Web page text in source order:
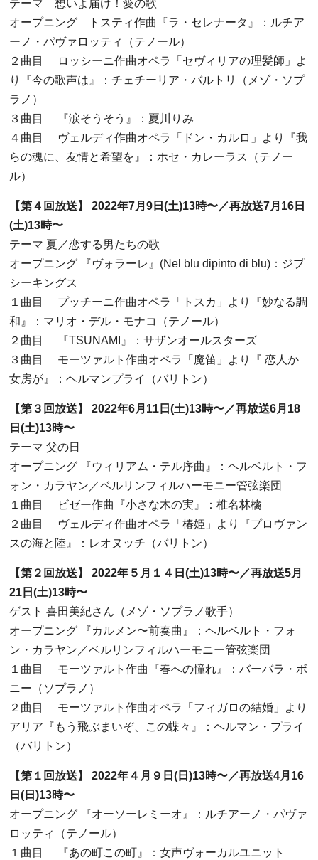
テーマ 想いよ届け！愛の歌
オープニング トスティ作曲『ラ・セレナータ』：ルチア
ーノ・パヴァロッティ（テノール）
２曲目
ロッシーニ作曲オペラ「セヴィリアの理髪師」よ
り『今の歌声は』：チェチーリア・バルトリ（メゾ・ソプ
ラノ）
３曲目
『涙そうそう』：夏川りみ
４曲目
ヴェルディ作曲オペラ「ドン・カルロ」より『我
らの魂に、友情と希望を』：ホセ・カレーラス（テノー
ル）
【第４回放送】 2022年7月9 日(土)13時〜／再放送7月 16 日
(土)13時〜
テーマ 夏／恋する男たちの歌
オープニング
『ヴォラーレ』 (Nel blu dipinto di blu) ：ジプ
シーキングス
１曲目
プッチーニ作曲オペラ「トスカ」より『妙なる調
和』：マリオ・デル・モナコ（テノール）
２曲目
『TSUNAMI 』：サザンオールスターズ
３曲目
モーツァルト作曲オペラ「魔笛」より『 恋人か
女房が』：ヘルマンプライ（バリトン）
【第３回放送】 2022年6月 11 日(土)13時〜／再放送6月 18
日(土)13時〜
テーマ 父の日
オープニング
『ウィリアム・テル序曲』：ヘルベルト・フ
ォン・カラヤン／ベルリンフィルハーモニー管弦楽団
１曲目
ビゼー作曲『小さな木の実』：椎名林檎
２曲目
ヴェルディ作曲オペラ「椿姫」より『プロヴァン
スの海と陸』：レオヌッチ（バリトン）
【第２回放送】 2022年５月１４日(土)13時〜／再放送5月
21 日(土)13時〜
ゲスト 喜田美紀さん（メゾ・ソプラノ歌手）
オープニング
『カルメン〜前奏曲』：ヘルベルト・フォ
ン・カラヤン／ベルリンフィルハーモニー管弦楽団
１曲目
モーツァルト作曲『春への憧れ』：バーバラ・ボ
ニー（ソプラノ）
２曲目
モーツァルト作曲オペラ「フィガロの結婚」より
アリア『もう飛ぶまいぞ、この蝶々』：ヘルマン・プライ
（バリトン）
【第１回放送】 2022年４月９日( 日)13時〜／再放送4月 16
日( 日)13時〜
オープニング
『オーソーレミーオ』：ルチアーノ・パヴァ
ロッティ（テノール）
１曲目
『あの町この町』：女声ヴォーカルユニット